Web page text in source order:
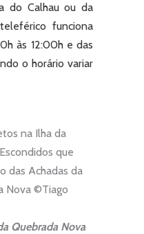
do Calhau ou da
funciona
às 12:00h e das
o horário variar
Quebrada Nova